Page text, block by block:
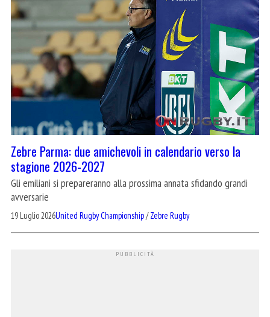
Zebre Parma: due amichevoli in calendario verso la
stagione 2026-2027
Gli emiliani si prepareranno alla prossima annata sfidando grandi
avversarie
19 Luglio 2026United Rugby Championship/Zebre Rugby